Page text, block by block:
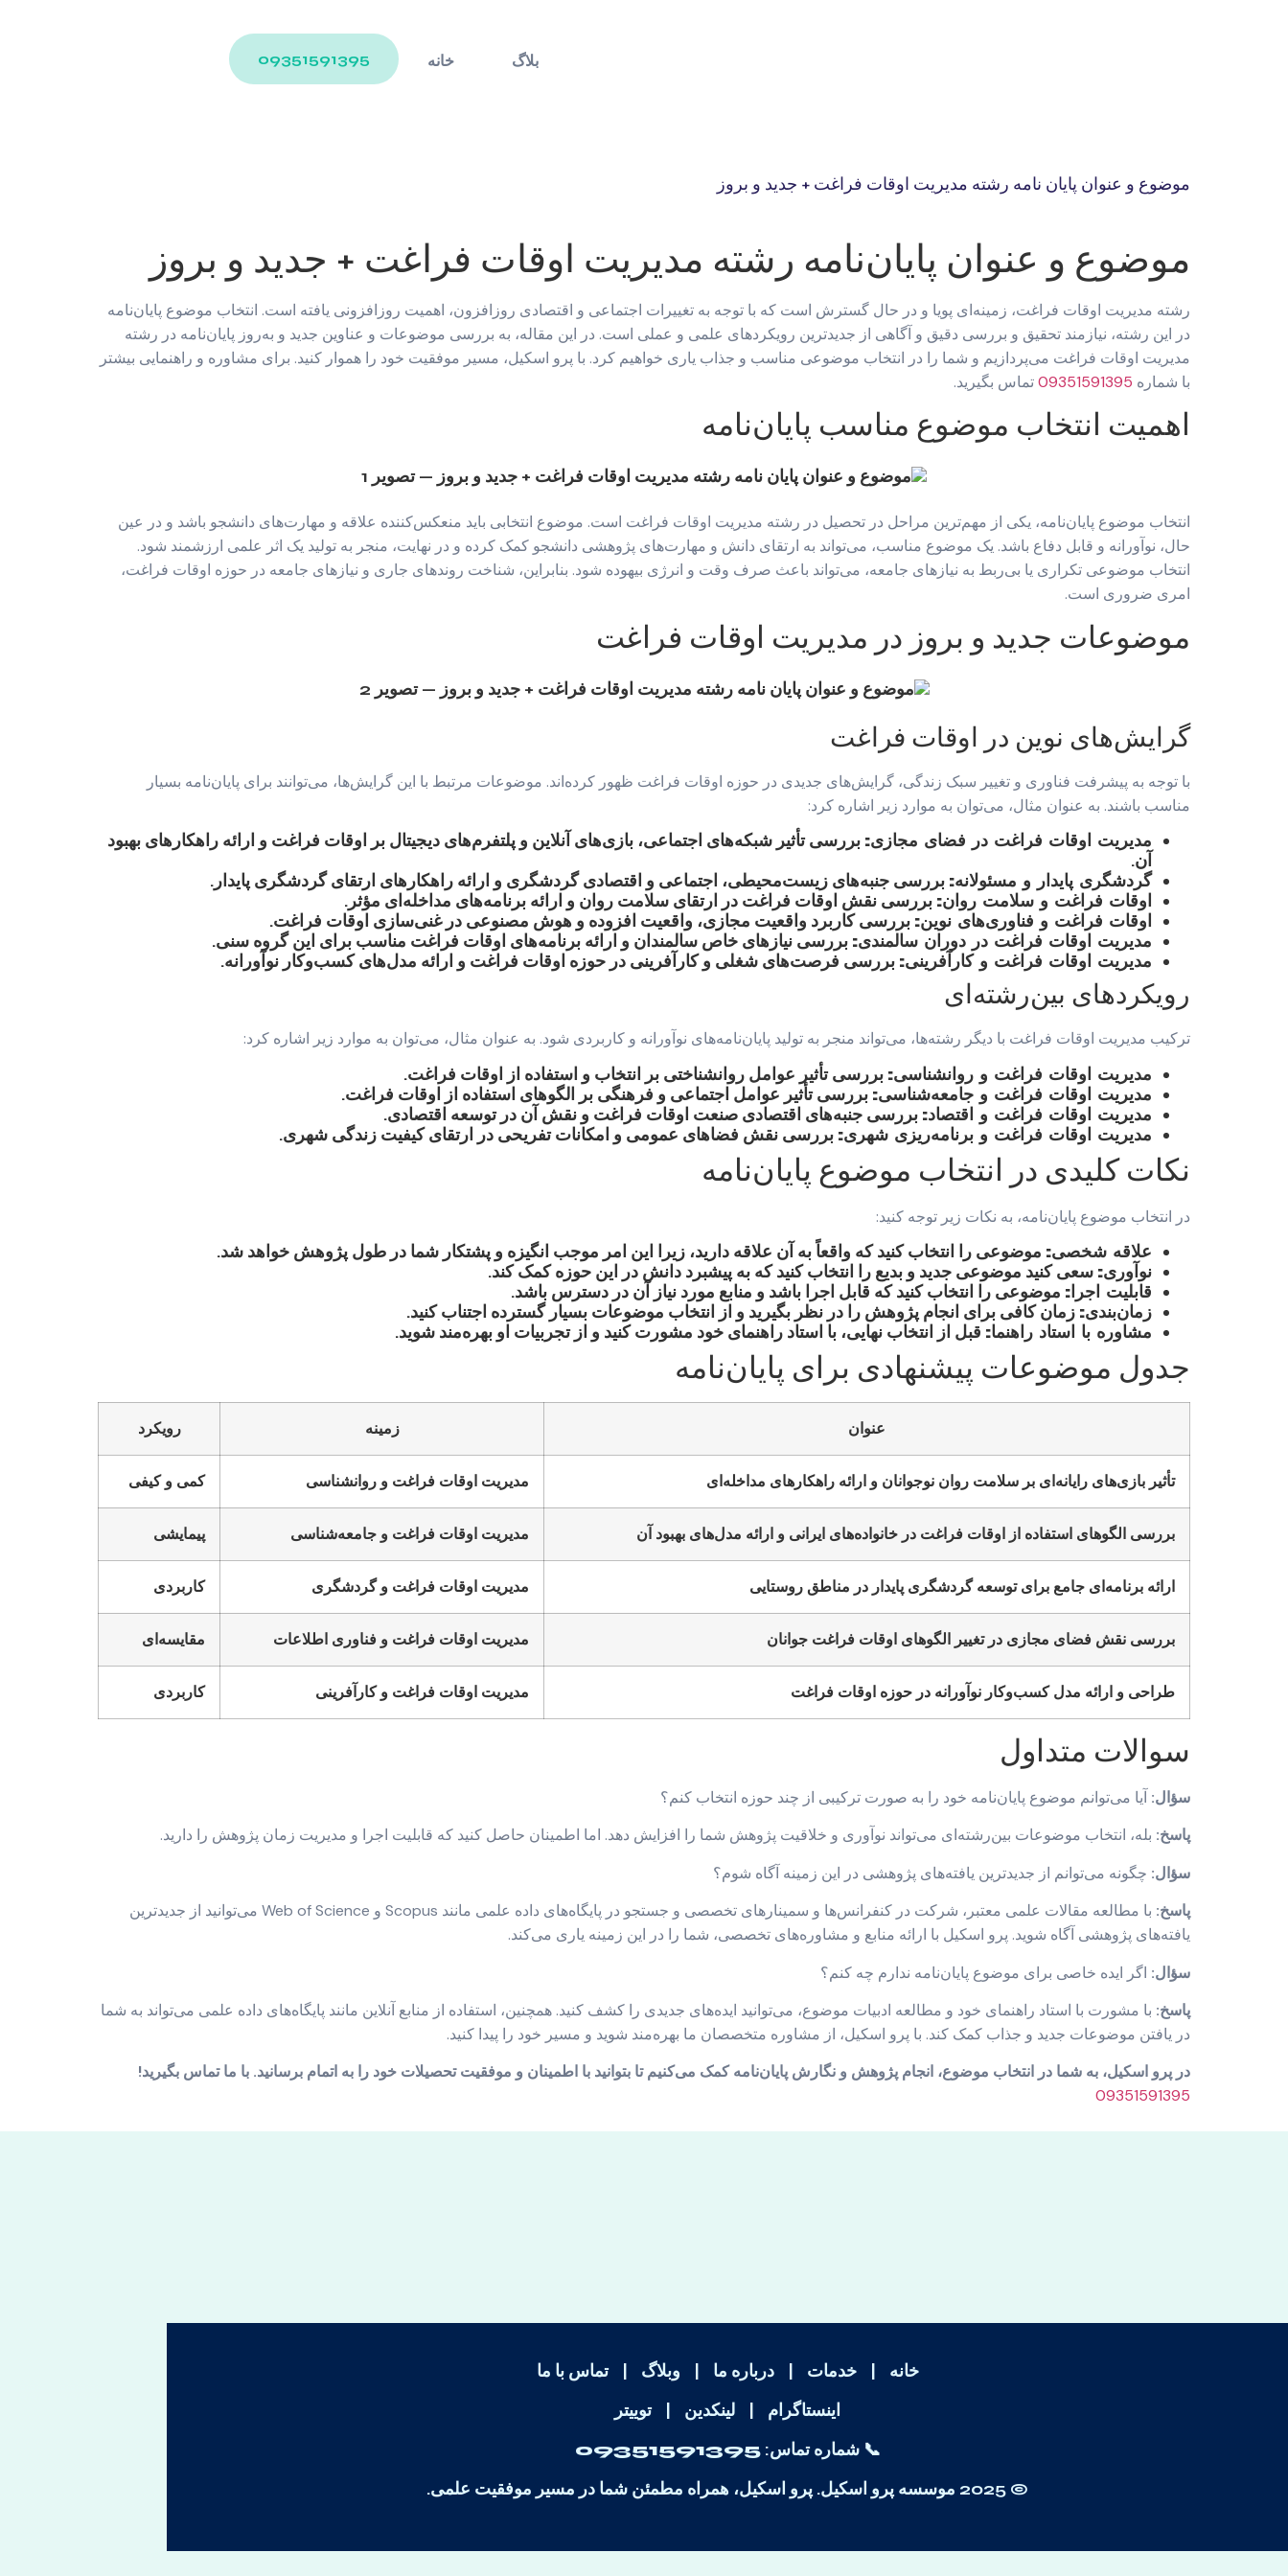
خانه بلاگ 09351591395
موضوع و عنوان پایان نامه رشته مدیریت اوقات فراغت + جدید و بروز
موضوع و عنوان پایان‌نامه رشته مدیریت اوقات فراغت + جدید و بروز
رشته مدیریت اوقات فراغت، زمینه‌ای پویا و در حال گسترش است که با توجه به تغییرات اجتماعی و اقتصادی روزافزون، اهمیت روزافزونی یافته است. انتخاب موضوع پایان‌نامه
در این رشته، نیازمند تحقیق و بررسی دقیق و آگاهی از جدیدترین رویکردهای علمی و عملی است. در این مقاله، به بررسی موضوعات و عناوین جدید و به‌روز پایان‌نامه در رشته
مدیریت اوقات فراغت می‌پردازیم و شما را در انتخاب موضوعی مناسب و جذاب یاری خواهیم کرد. با پرو اسکیل، مسیر موفقیت خود را هموار کنید. برای مشاوره و راهنمایی بیشتر
با شماره 09351591395تماس بگیرید.
اهمیت انتخاب موضوع مناسب پایان‌نامه
انتخاب موضوع پایان‌نامه، یکی از مهم‌ترین مراحل در تحصیل در رشته مدیریت اوقات فراغت است. موضوع انتخابی باید منعکس‌کننده علاقه و مهارت‌های دانشجو باشد و در عین
حال، نوآورانه و قابل دفاع باشد. یک موضوع مناسب، می‌تواند به ارتقای دانش و مهارت‌های پژوهشی دانشجو کمک کرده و در نهایت، منجر به تولید یک اثر علمی ارزشمند شود.
انتخاب موضوعی تکراری یا بی‌ربط به نیازهای جامعه، می‌تواند باعث صرف وقت و انرژی بیهوده شود. بنابراین، شناخت روندهای جاری و نیازهای جامعه در حوزه اوقات فراغت،
امری ضروری است.
موضوعات جدید و بروز در مدیریت اوقات فراغت
گرایش‌های نوین در اوقات فراغت
با توجه به پیشرفت فناوری و تغییر سبک زندگی، گرایش‌های جدیدی در حوزه اوقات فراغت ظهور کرده‌اند. موضوعات مرتبط با این گرایش‌ها، می‌توانند برای پایان‌نامه بسیار
مناسب باشند. به عنوان مثال، می‌توان به موارد زیر اشاره کرد:
مدیریت اوقات فراغت در فضای مجازی: بررسی تأثیر شبکه‌های اجتماعی، بازی‌های آنلاین و پلتفرم‌های دیجیتال بر اوقات فراغت و ارائه راهکارهای بهبود
آن.
گردشگری پایدار و مسئولانه: بررسی جنبه‌های زیست‌محیطی، اجتماعی و اقتصادی گردشگری و ارائه راهکارهای ارتقای گردشگری پایدار.
اوقات فراغت و سلامت روان: بررسی نقش اوقات فراغت در ارتقای سلامت روان و ارائه برنامه‌های مداخله‌ای مؤثر.
اوقات فراغت و فناوری‌های نوین: بررسی کاربرد واقعیت مجازی، واقعیت افزوده و هوش مصنوعی در غنی‌سازی اوقات فراغت.
مدیریت اوقات فراغت در دوران سالمندی: بررسی نیازهای خاص سالمندان و ارائه برنامه‌های اوقات فراغت مناسب برای این گروه سنی.
مدیریت اوقات فراغت و کارآفرینی: بررسی فرصت‌های شغلی و کارآفرینی در حوزه اوقات فراغت و ارائه مدل‌های کسب‌وکار نوآورانه.
رویکردهای بین‌رشته‌ای
ترکیب مدیریت اوقات فراغت با دیگر رشته‌ها، می‌تواند منجر به تولید پایان‌نامه‌های نوآورانه و کاربردی شود. به عنوان مثال، می‌توان به موارد زیر اشاره کرد:
مدیریت اوقات فراغت و روانشناسی: بررسی تأثیر عوامل روانشناختی بر انتخاب و استفاده از اوقات فراغت.
مدیریت اوقات فراغت و جامعه‌شناسی: بررسی تأثیر عوامل اجتماعی و فرهنگی بر الگوهای استفاده از اوقات فراغت.
مدیریت اوقات فراغت و اقتصاد: بررسی جنبه‌های اقتصادی صنعت اوقات فراغت و نقش آن در توسعه اقتصادی.
مدیریت اوقات فراغت و برنامه‌ریزی شهری: بررسی نقش فضاهای عمومی و امکانات تفریحی در ارتقای کیفیت زندگی شهری.
نکات کلیدی در انتخاب موضوع پایان‌نامه
در انتخاب موضوع پایان‌نامه، به نکات زیر توجه کنید:
علاقه شخصی: موضوعی را انتخاب کنید که واقعاً به آن علاقه دارید، زیرا این امر موجب انگیزه و پشتکار شما در طول پژوهش خواهد شد.
نوآوری: سعی کنید موضوعی جدید و بدیع را انتخاب کنید که به پیشبرد دانش در این حوزه کمک کند.
قابلیت اجرا: موضوعی را انتخاب کنید که قابل اجرا باشد و منابع مورد نیاز آن در دسترس باشد.
زمان‌بندی: زمان کافی برای انجام پژوهش را در نظر بگیرید و از انتخاب موضوعات بسیار گسترده اجتناب کنید.
مشاوره با استاد راهنما: قبل از انتخاب نهایی، با استاد راهنمای خود مشورت کنید و از تجربیات او بهره‌مند شوید.
جدول موضوعات پیشنهادی برای پایان‌نامه
عنوان زمینه رویکرد
تأثیر بازی‌های رایانه‌ای بر سلامت روان نوجوانان و ارائه راهکارهای مداخله‌ای مدیریت اوقات فراغت و روانشناسی کمی و کیفی
بررسی الگوهای استفاده از اوقات فراغت در خانواده‌های ایرانی و ارائه مدل‌های بهبود آن مدیریت اوقات فراغت و جامعه‌شناسی پیمایشی
ارائه برنامه‌ای جامع برای توسعه گردشگری پایدار در مناطق روستایی مدیریت اوقات فراغت و گردشگری کاربردی
بررسی نقش فضای مجازی در تغییر الگوهای اوقات فراغت جوانان مدیریت اوقات فراغت و فناوری اطلاعات مقایسه‌ای
طراحی و ارائه مدل کسب‌وکار نوآورانه در حوزه اوقات فراغت مدیریت اوقات فراغت و کارآفرینی کاربردی
سوالات متداول
سؤال: آیا می‌توانم موضوع پایان‌نامه خود را به صورت ترکیبی از چند حوزه انتخاب کنم؟
پاسخ: بله، انتخاب موضوعات بین‌رشته‌ای می‌تواند نوآوری و خلاقیت پژوهش شما را افزایش دهد. اما اطمینان حاصل کنید که قابلیت اجرا و مدیریت زمان پژوهش را دارید.
سؤال: چگونه می‌توانم از جدیدترین یافته‌های پژوهشی در این زمینه آگاه شوم؟
پاسخ:
با مطالعه مقالات علمی معتبر، شرکت در کنفرانس‌ها و سمینارهای تخصصی و جستجو در پایگاه‌های داده علمی مانند Scopus و Web of Science می‌توانید از جدیدترین
یافته‌های پژوهشی آگاه شوید. پرو اسکیل با ارائه منابع و مشاوره‌های تخصصی، شما را در این زمینه یاری می‌کند.
سؤال: اگر ایده خاصی برای موضوع پایان‌نامه ندارم چه کنم؟
پاسخ: با مشورت با استاد راهنمای خود و مطالعه ادبیات موضوع، می‌توانید ایده‌های جدیدی را کشف کنید. همچنین، استفاده از منابع آنلاین مانند پایگاه‌های داده علمی می‌تواند به شما
در یافتن موضوعات جدید و جذاب کمک کند. با پرو اسکیل، از مشاوره متخصصان ما بهره‌مند شوید و مسیر خود را پیدا کنید.
در پرو اسکیل، به شما در انتخاب موضوع، انجام پژوهش و نگارش پایان‌نامه کمک می‌کنیم تا بتوانید با اطمینان و موفقیت تحصیلات خود را به اتمام برسانید. با ما تماس بگیرید!
09351591395
خانه | خدمات | درباره ما | وبلاگ |
تماس با ما
اینستاگرام
| لینکدین |
توییتر
📞 شماره تماس:09351591395
© 2025 موسسه پرو اسکیل. پرو اسکیل، همراه مطمئن شما در مسیر موفقیت علمی.